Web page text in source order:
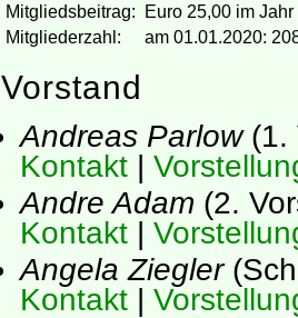
Mitgliedsbeitrag: Euro 25,00 im Jahr
Mitgliederzahl:
am 01.01.2020:
Vorstand
Andreas Parlow(1.
Kontakt |
Andre Adam (2.
Kontakt |
Angela Ziegler
Kontakt |